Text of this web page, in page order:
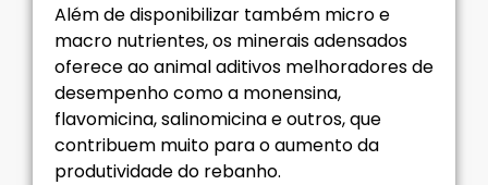
Além de disponibilizar também micro e
macro nutrientes, os minerais adensados
oferece ao animal aditivos melhoradores de
desempenho como a monensina,
flavomicina, salinomicina e outros, que
contribuem muito para o aumento da
produtividade do rebanho.